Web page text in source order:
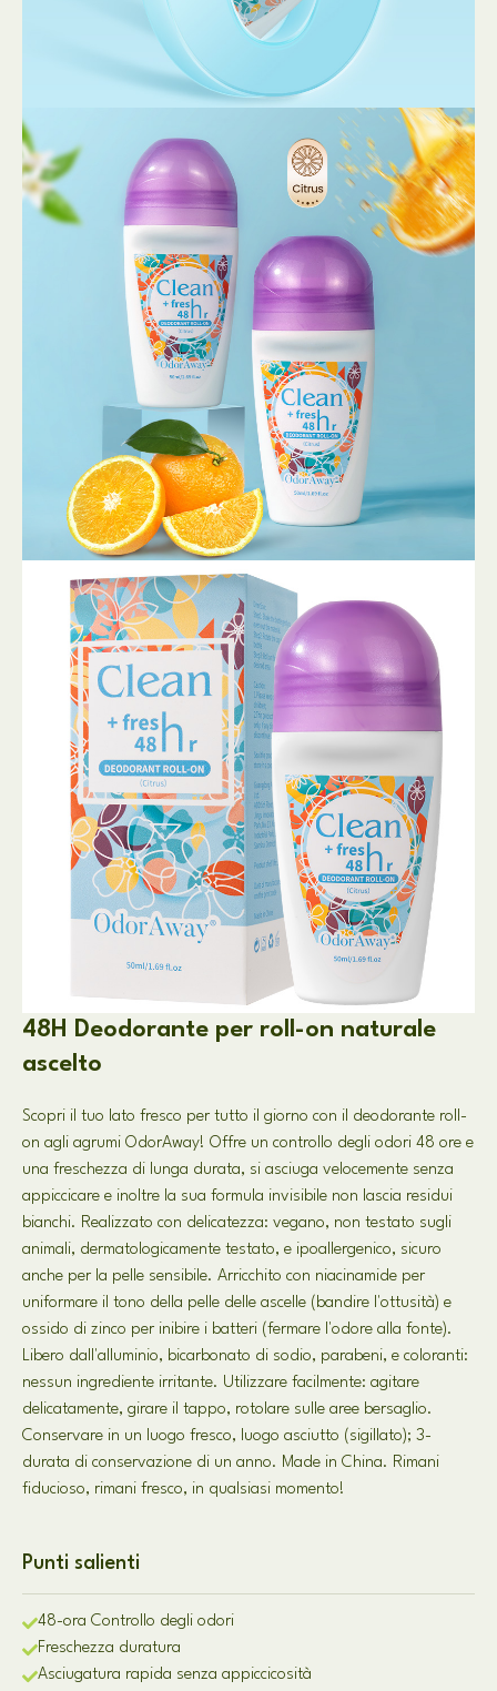
48H Deodorante per roll-on naturale
ascelto
Scopri il tuo lato fresco per tutto il giorno con il deodorante roll-
on agli agrumi OdorAway! Offre un controllo degli odori 48 ore e
una freschezza di lunga durata, si asciuga velocemente senza
appiccicare e inoltre la sua formula invisibile non lascia residui
bianchi. Realizzato con delicatezza: vegano, non testato sugli
animali, dermatologicamente testato, e ipoallergenico, sicuro
anche per la pelle sensibile. Arricchito con niacinamide per
uniformare il tono della pelle delle ascelle (bandire l'ottusità) e
ossido di zinco per inibire i batteri (fermare l'odore alla fonte).
Libero dall'alluminio, bicarbonato di sodio, parabeni, e coloranti:
nessun ingrediente irritante. Utilizzare facilmente: agitare
delicatamente, girare il tappo, rotolare sulle aree bersaglio.
Conservare in un luogo fresco, luogo asciutto (sigillato); 3-
durata di conservazione di un anno. Made in China. Rimani
fiducioso, rimani fresco, in qualsiasi momento!
Punti salienti
48-ora Controllo degli odori
Freschezza duratura
Asciugatura rapida senza appiccicosità